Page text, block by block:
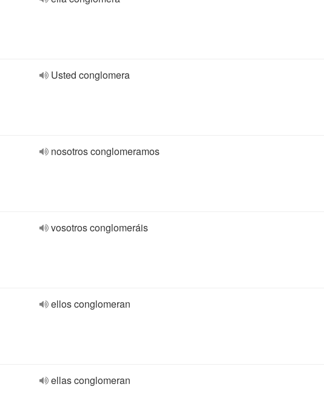
Usted conglomera
nosotros conglomeramos
vosotros conglomeráis
ellos conglomeran
ellas conglomeran